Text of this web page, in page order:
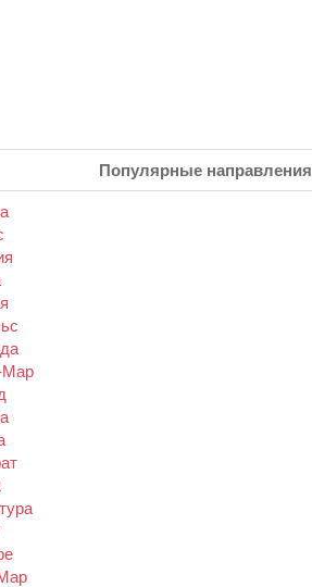
Популярные направления
Мар